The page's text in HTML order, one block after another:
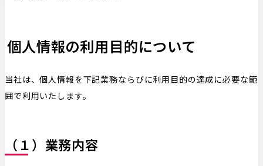
個⼈情報の利⽤⽬的について
当社は、個人情報を下記業務ならびに利用目的の達成に必要な範
囲で利用いたします。
（１）業務内容